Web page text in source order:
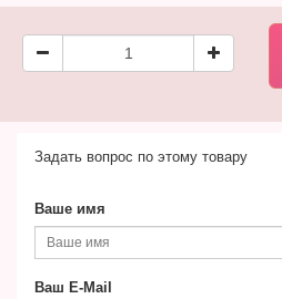
Задать вопрос по этому товару
Ваше имя
Ваш E-Mail